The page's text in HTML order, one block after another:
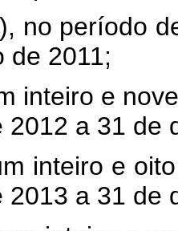
no período
de 2011;
inteiro e
2012 a 31 de
inteiro e
2013 a 31 de